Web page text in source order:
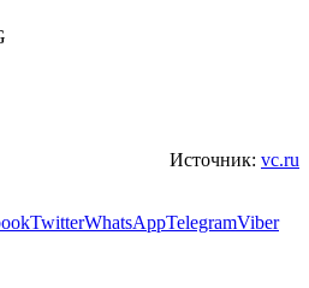
Источник: vc.ru
TwitterWhatsAppTelegramViber